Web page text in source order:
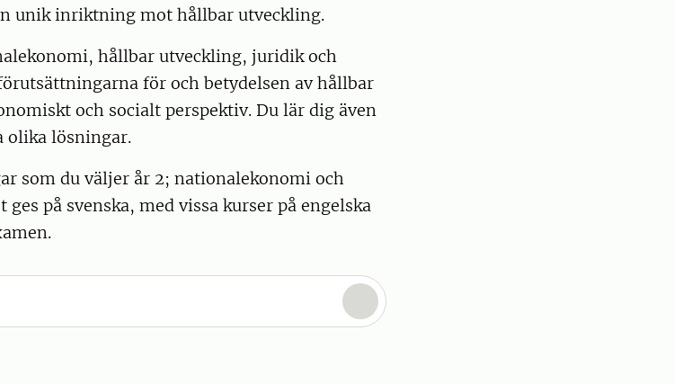
unik inriktning mot hållbar utveckling.
hållbar utveckling, juridik och
för och betydelsen av hållbar
och socialt perspektiv. Du lär dig även
olika lösningar.
som du väljer år 2; nationalekonomi och
på svenska, med vissa kurser på engelska